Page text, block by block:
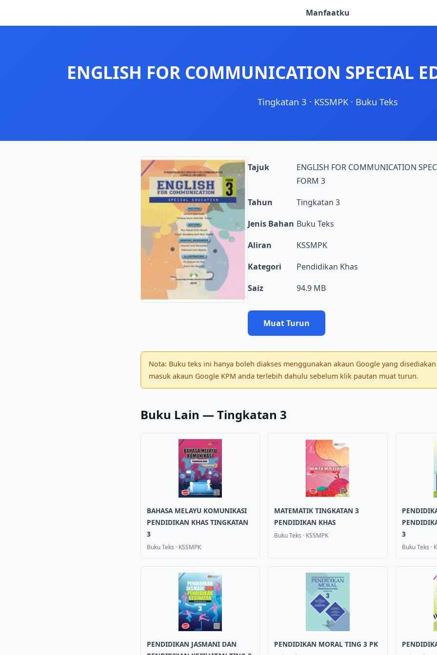
Manfaatku
ENGLISH FOR COMMUNICATION SPECIAL
Tingkatan 3 · KSSMPK · Buku Teks
Tajuk
ENGLISH FOR COMMUNICATION
FORM 3
Tahun
Tingkatan 3
Jenis Bahan Buku Teks
Aliran
KSSMPK
Kategori
Pendidikan Khas
Saiz
94.9 MB
Muat Turun
Nota: Buku teks ini hanya boleh diakses menggunakan akaun Google yang
masuk akaun Google KPM anda terlebih dahulu sebelum klik pautan muat turun.
Buku Lain — Tingkatan 3
BAHASA MELAYU KOMUNIKASI
PENDIDIKAN KHAS TINGKATAN
3
Buku Teks · KSSMPK
MATEMATIK TINGKATAN 3
PENDIDIKAN KHAS
Buku Teks · KSSMPK
3
Buku Teks ·
PENDIDIKAN JASMANI DAN
PENDIDIKAN MORAL TING 3 PK